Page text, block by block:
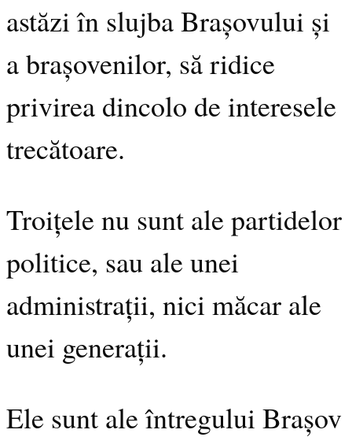
astăzi în slujba Brașovului și
a brașovenilor, să ridice
privirea dincolo de interesele
trecătoare.
Troițele nu sunt ale partidelor
politice, sau ale unei
administrații, nici măcar ale
unei generații.
Ele sunt ale întregului Brașov